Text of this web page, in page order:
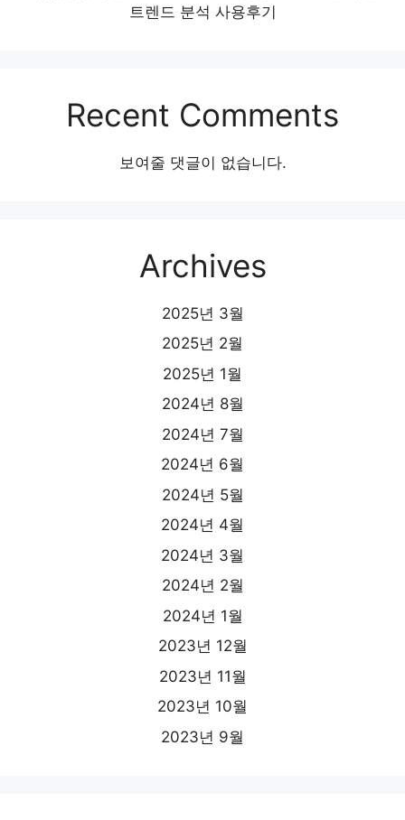
트렌드 분석 사용후기
Recent Comments
보여줄 댓글이 없습니다.
Archives
2025년 3월
2025년 2월
2025년 1월
2024년 8월
2024년 7월
2024년 6월
2024년 5월
2024년 4월
2024년 3월
2024년 2월
2024년 1월
2023년 12월
2023년 11월
2023년 10월
2023년 9월